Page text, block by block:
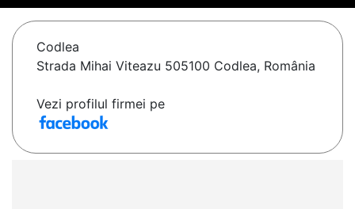
Codlea
Strada Mihai Viteazu 505100 Codlea, România
Vezi profilul firmei pe